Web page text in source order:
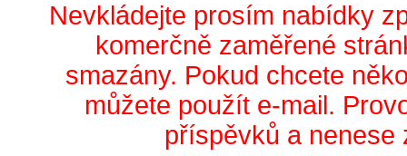
Nevkládejte prosím nabídky
komerčně zaměřené
smazány. Pokud chcete
můžete použít e-mail.
příspěvků a nenese